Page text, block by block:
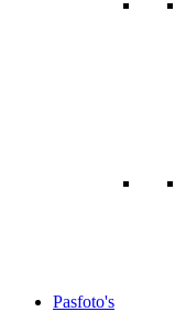
Pasfoto's